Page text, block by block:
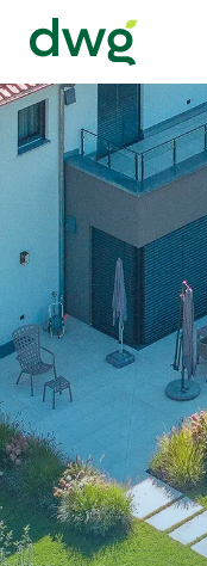
Zur Startseite